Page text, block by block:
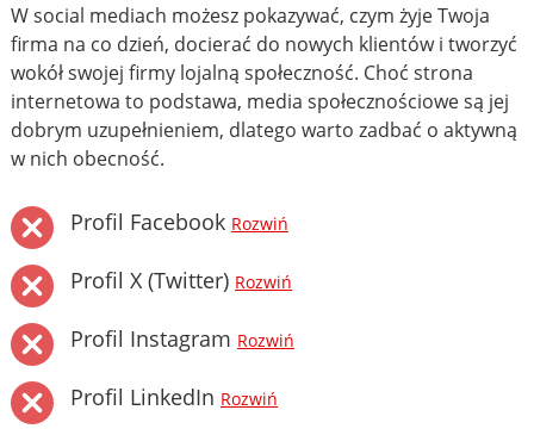
W social mediach możesz pokazywać, czym żyje Twoja
firma na co dzień, docierać do nowych klientów i tworzyć
wokół swojej firmy lojalną społeczność. Choć strona
internetowa to podstawa, media społecznościowe są jej
dobrym uzupełnieniem, dlatego warto zadbać o aktywną
w nich obecność.
Profil Facebook Rozwiń
Profil X (Twitter) Rozwiń
Profil Instagram Rozwiń
Profil LinkedIn Rozwiń